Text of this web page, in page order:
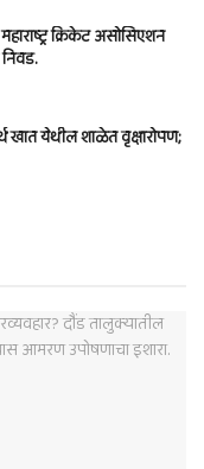
क्रिकेट असोसिएशन
खात येथील शाळेत वृक्षारोपण;